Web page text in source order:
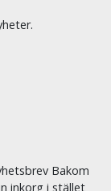
Bakom
inkorg i stället